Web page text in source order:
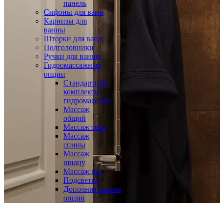
панель
Сифоны для ванн
Карнизы для
ванны
Шторки для ванн
Подголовники
Ручки для ванны
Гидромассажные
опции
Стандартные
комплекты
гидромассажа
Массаж
общий
Массаж тела
Массаж
спины
Массаж
шиацу
Массаж ног
Подсветка
Дополнительные
опции